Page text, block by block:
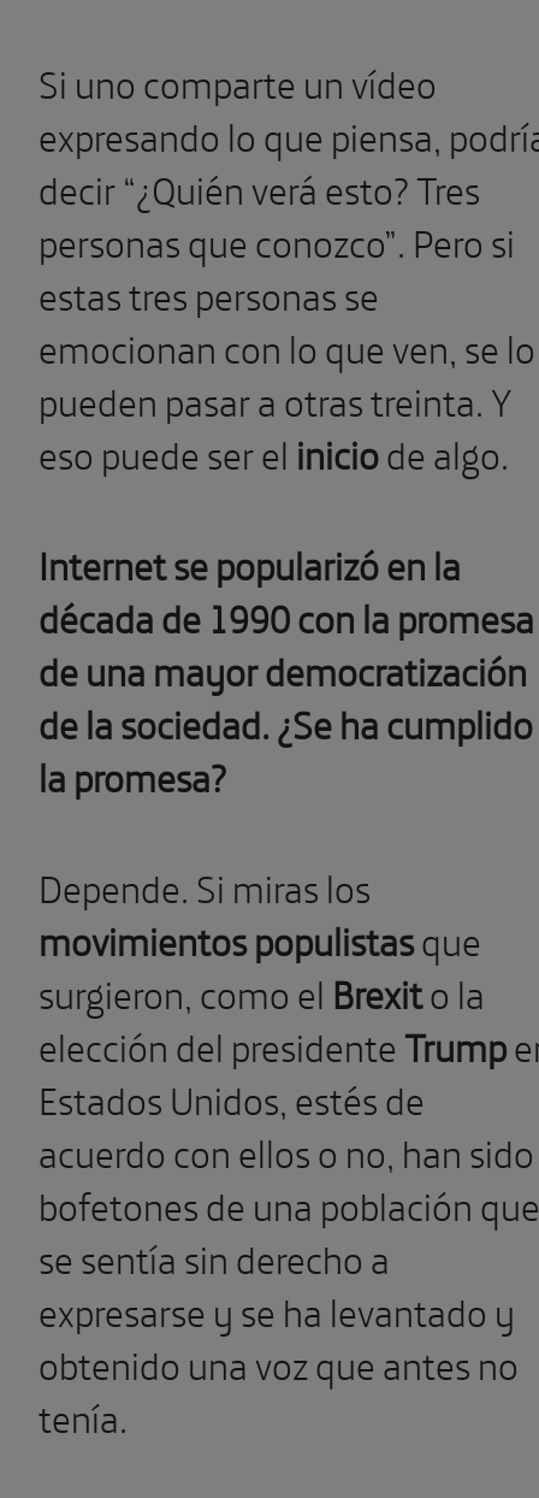
Si uno comparte un vídeo
expresando lo que piensa,
decir “¿Quién verá esto? Tres
personas que conozco”. Pero si
estas tres personas se
emocionan con lo que ven, se lo
pueden pasar a otras treinta. Y
eso puede ser el iniciode algo.
Internet se popularizó en la
década de 1990 con la promesa
de una mayor democratización
de la sociedad. ¿Se ha cumplido
la promesa?
Depende. Si miras los
movimientos populistasque
surgieron, como el Brexito la
elección del presidenteTrump
Estados Unidos, estés de
acuerdo con ellos o no, han sido
bofetones de una población que
se sentía sin derecho a
expresarse y se ha levantado y
obtenido una voz que antes no
tenía.